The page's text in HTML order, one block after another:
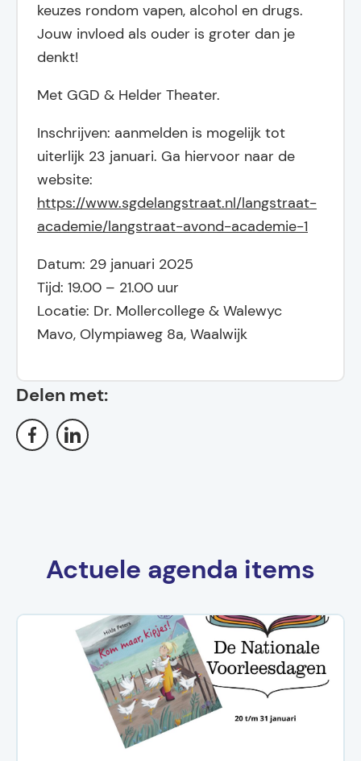
keuzes rondom vapen, alcohol en drugs.
Jouw invloed als ouder is groter dan je
denkt!
Met GGD & Helder Theater.
Inschrijven: aanmelden is mogelijk tot
uiterlijk 23 januari. Ga hiervoor naar de
website:
https://www.sgdelangstraat.nl/langstraat-
academie/langstraat-avond-academie-1
Datum: 29 januari 2025
Tijd: 19.00 – 21.00 uur
Locatie: Dr. Mollercollege & Walewyc
Mavo, Olympiaweg 8a, Waalwijk
Delen met:
Actuele agenda items